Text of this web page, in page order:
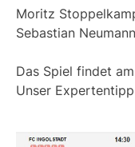
Moritz
Sebastian
Das Spiel findet
Unser